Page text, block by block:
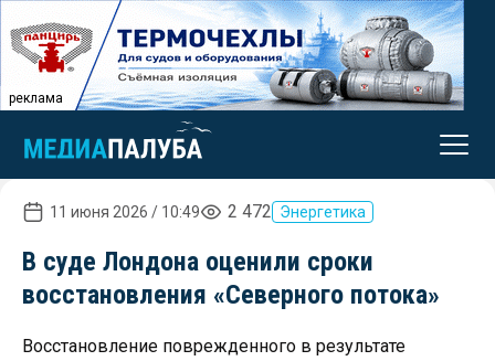
реклама
11 июня 2026 / 10:49 2 472 Энергетика
В суде Лондона оценили сроки
восстановления «Северного потока»
Восстановление поврежденного в результате